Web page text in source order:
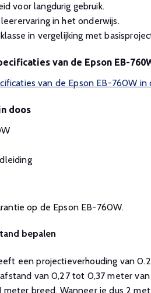
voor langdurig gebruik.
in het onderwijs.
in vergelijking met
van de Epson EB-
van de Epson EB-760W in
doos
op de Epson EB-760W.
bepalen
een projectieverhouding van
van 0,27 tot 0,37 meter
meter breed. Wanneer je dus 2